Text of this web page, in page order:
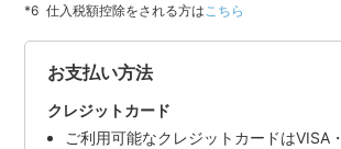
仕入税額控除をされる方は こちら
お支払い方法
クレジットカード
ご利用可能なクレジットカードはVISA・